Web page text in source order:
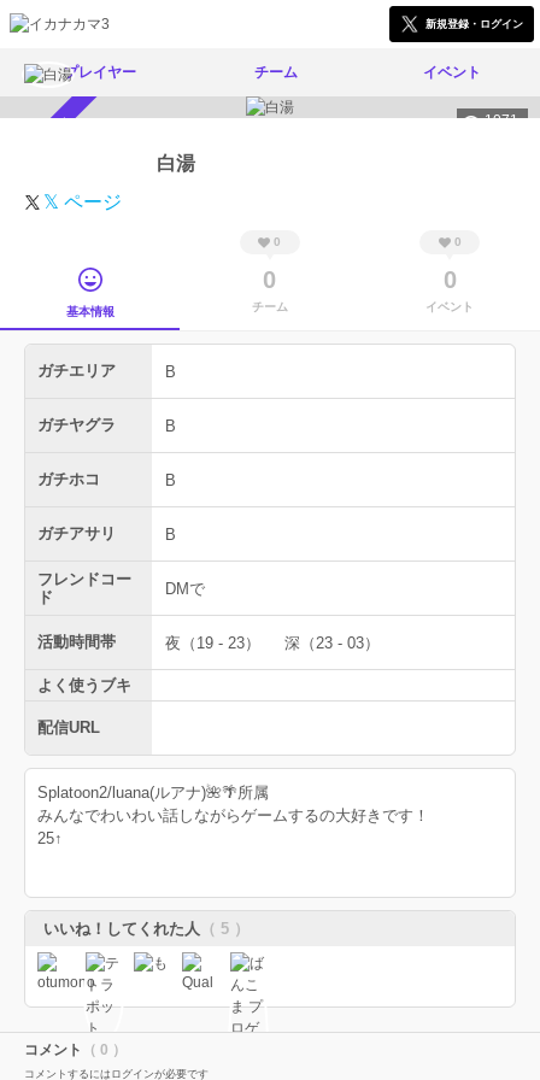
新規登録・ログイン
プレイヤー チーム イベント
1071
白湯
𝕏 ページ
基本情報
0
0
チーム
0
0
イベント
ガチエリア B
ガチヤグラ B
ガチホコ B
ガチアサリ B
フレンドコー
ド
DMで
活動時間帯 夜（19 - 23） 深（23 - 03）
よく使うブキ
配信URL
Splatoon2/luana(ルアナ)🌺🌴所属
みんなでわいわい話しながらゲームするの大好きです！
25↑
いいね！してくれた人 （ 5 ）
コメント （ 0 ）
コメントするにはログインが必要です